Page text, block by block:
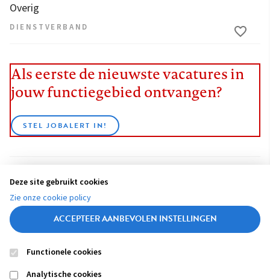
Overig
DIENSTVERBAND
Als eerste de nieuwste vacatures in
jouw functiegebied ontvangen?
STEL JOBALERT IN!
BEKIJK ALLE VACATURES
Deze site gebruikt cookies
Zie onze cookie policy
ACCEPTEER AANBEVOLEN INSTELLINGEN
Functionele cookies
Analytische cookies